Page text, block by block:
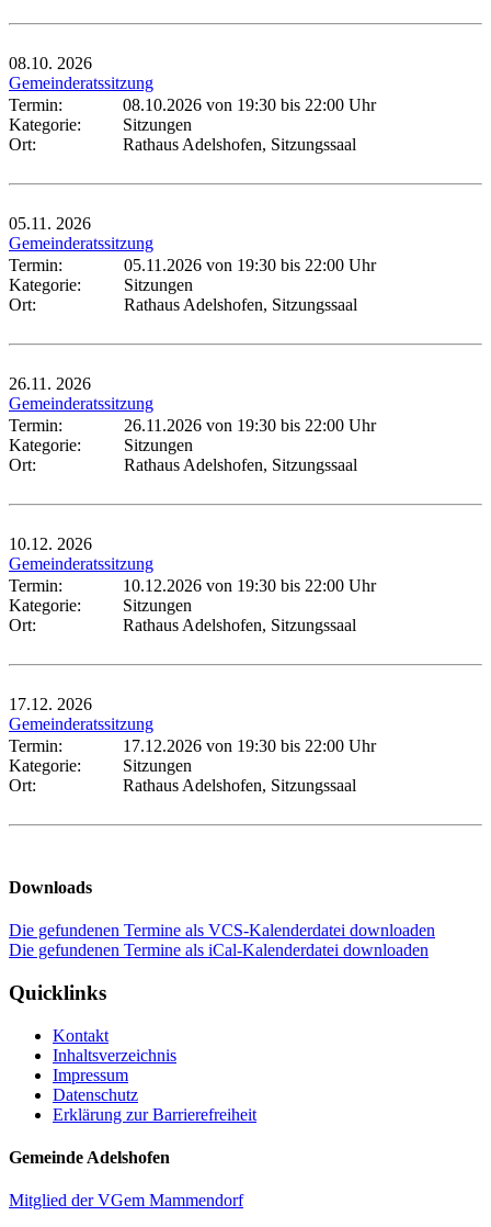
08.10. 2026
Gemeinderatssitzung
Termin:
08.10.2026 von 19:30 bis 22:00 Uhr
Kategorie:
Sitzungen
Ort:
Rathaus Adelshofen, Sitzungssaal
05.11. 2026
Gemeinderatssitzung
Termin:
05.11.2026 von 19:30 bis 22:00 Uhr
Kategorie:
Sitzungen
Ort:
Rathaus Adelshofen, Sitzungssaal
26.11. 2026
Gemeinderatssitzung
Termin:
26.11.2026 von 19:30 bis 22:00 Uhr
Kategorie:
Sitzungen
Ort:
Rathaus Adelshofen, Sitzungssaal
10.12. 2026
Gemeinderatssitzung
Termin:
10.12.2026 von 19:30 bis 22:00 Uhr
Kategorie:
Sitzungen
Ort:
Rathaus Adelshofen, Sitzungssaal
17.12. 2026
Gemeinderatssitzung
Termin:
17.12.2026 von 19:30 bis 22:00 Uhr
Kategorie:
Sitzungen
Ort:
Rathaus Adelshofen, Sitzungssaal
Downloads
Die gefundenen Termine als VCS-Kalenderdatei downloaden
Die gefundenen Termine als iCal-Kalenderdatei downloaden
Quicklinks
Kontakt
Inhaltsverzeichnis
Impressum
Datenschutz
Erklärung zur Barrierefreiheit
Gemeinde Adelshofen
Mitglied der VGem Mammendorf